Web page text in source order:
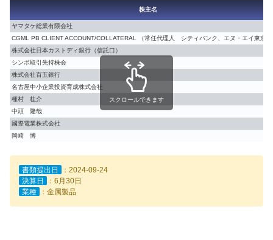
株主名
ヤマタケ総業有限会社
CGML PB CLIENT ACCOUNT/COLLATERAL （常任代理人 シティバンク、エヌ・エイ東京
株式会社日本カストディ銀行（信託口）
シンポ取引先持株会
株式会社百五銀行
名古屋中小企業投資育成株式会社
種村 桂介
中頭 隆哉
國際電業株式会社
岡崎 博
スクロールできます
書類提出日
：2024-09-24
決算日
：6月30日
業種
：金属製品